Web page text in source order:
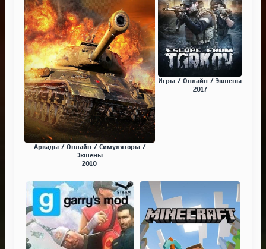
Аркады / Онлайн / Симуляторы /
Экшены
2010
Игры / Онлайн / Экшены
2017